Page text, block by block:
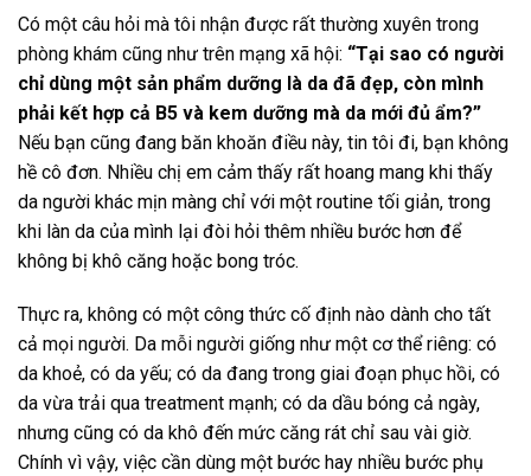
Có một câu hỏi mà tôi nhận được rất thường xuyên trong
phòng khám cũng như trên mạng xã hội: “Tại sao có người
chỉ dùng một sản phẩm dưỡng là da đã đẹp, còn mình
phải kết hợp cả B5 và kem dưỡng mà da mới đủ ẩm?”
Nếu bạn cũng đang băn khoăn điều này, tin tôi đi, bạn không
hề cô đơn. Nhiều chị em cảm thấy rất hoang mang khi thấy
da người khác mịn màng chỉ với một routine tối giản, trong
khi làn da của mình lại đòi hỏi thêm nhiều bước hơn để
không bị khô căng hoặc bong tróc.
Thực ra, không có một công thức cố định nào dành cho tất
cả mọi người. Da mỗi người giống như một cơ thể riêng: có
da khoẻ, có da yếu; có da đang trong giai đoạn phục hồi, có
da vừa trải qua treatment mạnh; có da dầu bóng cả ngày,
nhưng cũng có da khô đến mức căng rát chỉ sau vài giờ.
Chính vì vậy, việc cần dùng một bước hay nhiều bước phụ